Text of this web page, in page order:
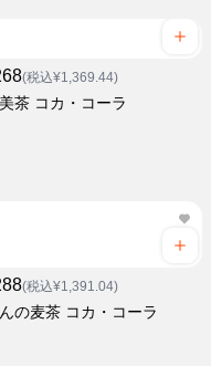
(税込¥1,369.44)
茶 コカ・コーラ
(税込¥1,391.04)
の麦茶 コカ・コーラ